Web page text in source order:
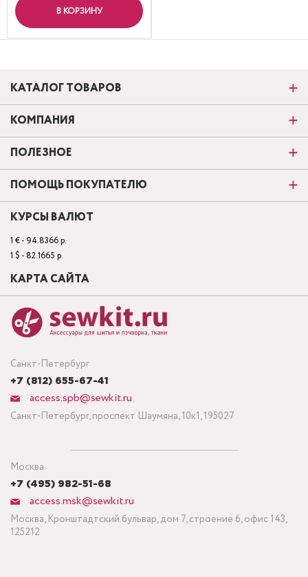
В КОРЗИНУ
Санкт-Петербург
+7 (812) 655-67-41
access.spb@sewkit.ru
Санкт-Петербург, проспект Шаумяна, 10к1, 195027
Москва
+7 (495) 982-51-68
access.msk@sewkit.ru
Москва, Кронштадтский бульвар, дом 7, строение 6, офис 143,
125212
КАТАЛОГ ТОВАРОВ
КОМПАНИЯ
ПОЛЕЗНОЕ
ПОМОЩЬ ПОКУПАТЕЛЮ
КУРСЫ ВАЛЮТ
1 € - 94.8366 р.
1 $ - 82.1665 р.
КАРТА САЙТА